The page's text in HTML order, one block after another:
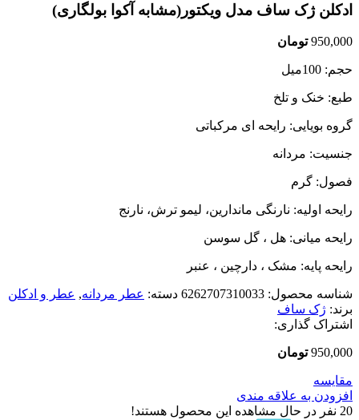
ادکلن ژک ساف مدل ویکتور(مشابه آکوا بولگاری)
950,000 تومان
حجم: 100میل
طبع: خنک و تلخ
گروه بویایی: رایحه ای مرکباتی
جنسیت: مردانه
فصول: گرم
رایحه اولیه: نارنگی ماندارین، لیمو ترش، نارنج
رایحه میانی: هل ، گل سوسن
رایحه پایه: مشک ، دارچین ، عنبر
شناسه محصول: 6262707310033 دسته: عطر مردانه, عطر و ادکلن
برند: ژک ساف
اشتراک گذاری:
950,000 تومان
مقایسه
افزودن به علاقه مندی
20 نفر در حال مشاهده این محصول هستند!